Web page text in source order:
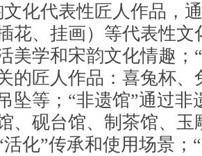
化代表性匠人作品，
花、挂画）等代表性文
美学和宋韵文化情趣；
的匠人作品：喜兔杯、
坠等；“非遗馆”通过非
、砚台馆、制茶馆、玉
化”传承和使用场景；